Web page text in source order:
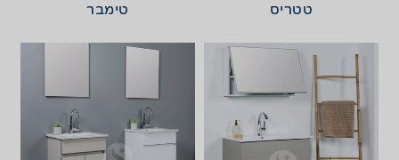
טטריס טימבר